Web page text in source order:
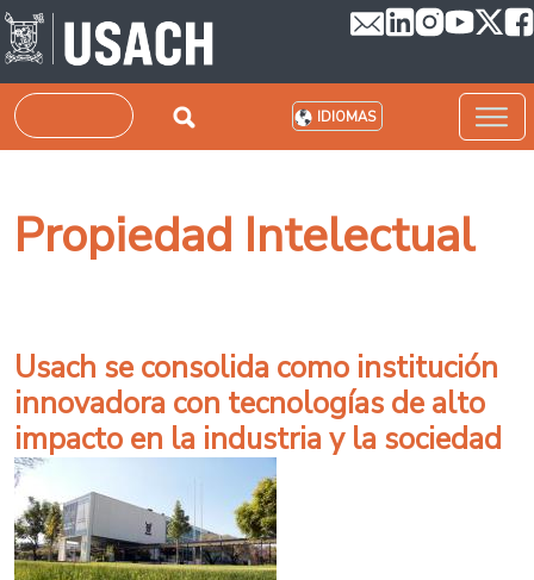
Pasar al contenido principal
Buscar IDIOMAS
Propiedad Intelectual
Usach se consolida como institución
innovadora con tecnologías de alto
impacto en la industria y la sociedad